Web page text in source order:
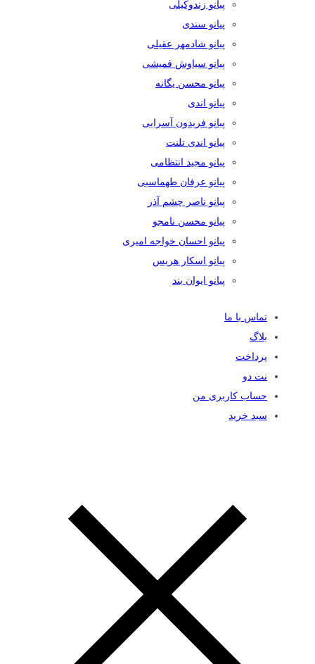
پیانو زندوکیلی
پیانو سندی
پیانو شادمهر عقیلی
پیانو سیاوش قمیشی
پیانو محسن یگانه
پیانو اندی
پیانو فریدون آسرایی
پیانو اندی تلنت
پیانو مجید انتظامی
پیانو عرفان طهماسبی
پیانو ناصر چشم آذر
پیانو محسن نامجو
پیانو احسان خواجه امیری
پیانو اسکار هریس
پیانو ایوان بند
تماس با ما
بلاگ
پرداخت
نت دو
حساب کاربری من
سبد خرید